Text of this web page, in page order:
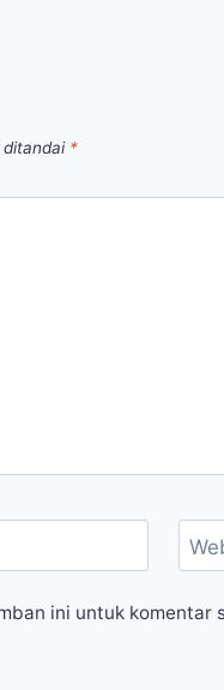
ditandai *
ini untuk komentar